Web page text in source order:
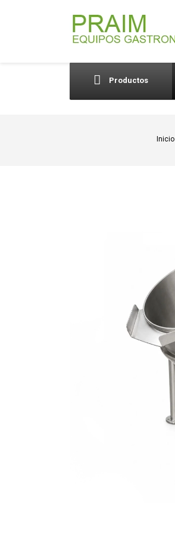
Productos
Inicio